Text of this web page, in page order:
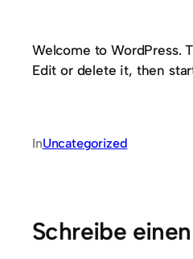
Welcome to WordPress.
Edit or delete it, then
InUncategorized
Schreibe